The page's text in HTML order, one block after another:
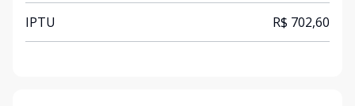
IPTU R$ 702,60